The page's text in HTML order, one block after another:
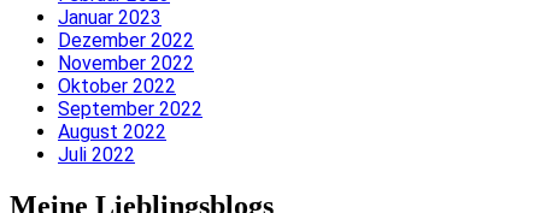
Januar 2023
Dezember 2022
November 2022
Oktober 2022
September 2022
August 2022
Juli 2022
Meine Lieblingsblogs